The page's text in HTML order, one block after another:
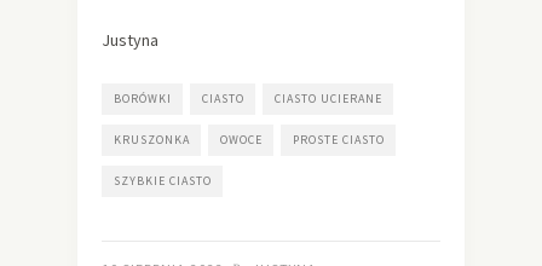
Justyna
BORÓWKI CIASTO CIASTO UCIERANE
KRUSZONKA OWOCE PROSTE CIASTO
SZYBKIE CIASTO